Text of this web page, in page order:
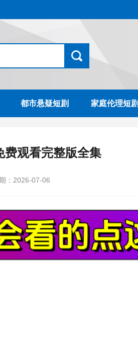
都市悬疑短剧 家庭伦理短剧
费观看完整版全集
： 2026-07-06